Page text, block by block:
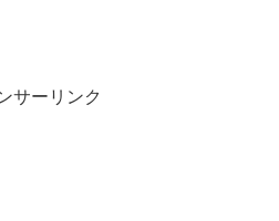
サーリンク